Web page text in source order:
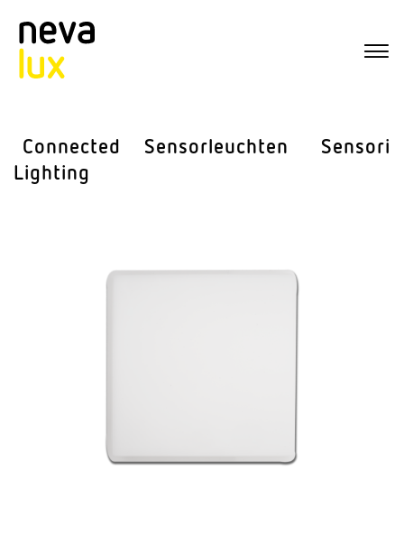
Connected
Lighting
Sensor­leuchten Sensorik